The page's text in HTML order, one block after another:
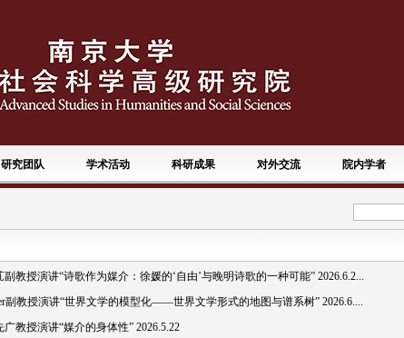
研究团队 学术活动 科研成果 对外交流 院内学者
教授演讲“诗歌作为媒介：徐媛的‘自由’与晚明诗歌的一种可能” 2026.6.2...
副教授演讲“世界文学的模型化——世界文学形式的地图与谱系树” 2026.6....
教授演讲“媒介的身体性” 2026.5.22